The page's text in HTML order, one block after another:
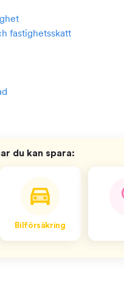
fastighetsskatt
du kan spara:
Bilförsäkring